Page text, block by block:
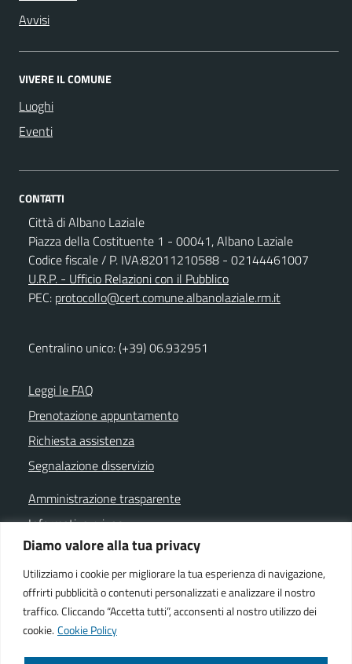
Diamo valore alla tua privacy
Utilizziamo i cookie per migliorare la tua esperienza di navigazione,
offrirti pubblicità o contenuti personalizzati e analizzare il nostro
traffico. Cliccando “Accetta tutti”, acconsenti al nostro utilizzo dei
cookie. Cookie Policy
Avvisi
VIVERE IL COMUNE
Luoghi
Eventi
CONTATTI
Città di Albano Laziale
Piazza della Costituente 1 - 00041, Albano Laziale
Codice fiscale / P. IVA:82011210588 - 02144461007
U.R.P. - Ufficio Relazioni con il Pubblico
PEC: protocollo@cert.comune.albanolaziale.rm.it
Centralino unico: (+39) 06.932951
Leggi le FAQ
Prenotazione appuntamento
Richiesta assistenza
Segnalazione disservizio
Amministrazione trasparente
Informativa privacy
Note legali
Dichiarazione di accessibilità
Cookie policy